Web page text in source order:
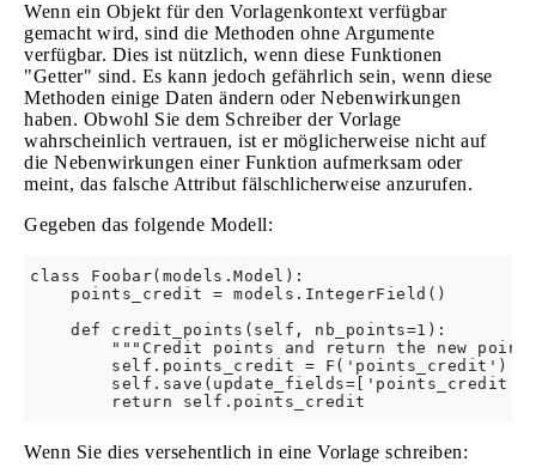
Wenn ein Objekt für den Vorlagenkontext verfügbar
gemacht wird, sind die Methoden ohne Argumente
verfügbar. Dies ist nützlich, wenn diese Funktionen
"Getter" sind. Es kann jedoch gefährlich sein, wenn diese
Methoden einige Daten ändern oder Nebenwirkungen
haben. Obwohl Sie dem Schreiber der Vorlage
wahrscheinlich vertrauen, ist er möglicherweise nicht auf
die Nebenwirkungen einer Funktion aufmerksam oder
meint, das falsche Attribut fälschlicherweise anzurufen.
Gegeben das folgende Modell:
class Foobar(models.Model):
    points_credit = models.IntegerField()
    def credit_points(self, nb_points=1):
"""Credit points and return the new
self.points_credit = F('points_credit') +
Wenn Sie dies versehentlich in eine Vorlage schreiben: